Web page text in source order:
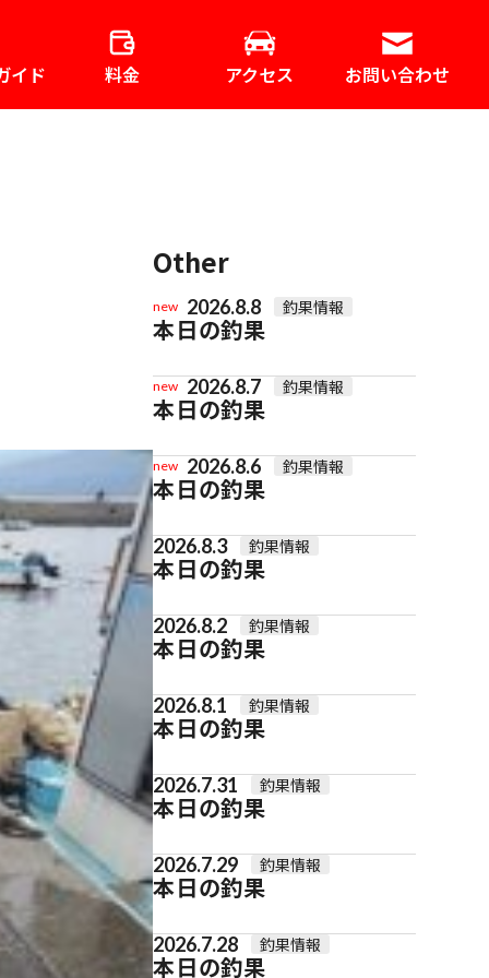
イド 料金 アクセス お問い合わせ
Other
new 2026.8.8 釣果情報
本日の釣果
new 2026.8.7 釣果情報
本日の釣果
new 2026.8.6 釣果情報
本日の釣果
2026.8.3 釣果情報
本日の釣果
2026.8.2 釣果情報
本日の釣果
2026.8.1 釣果情報
本日の釣果
2026.7.31 釣果情報
本日の釣果
2026.7.29 釣果情報
本日の釣果
2026.7.28 釣果情報
本日の釣果